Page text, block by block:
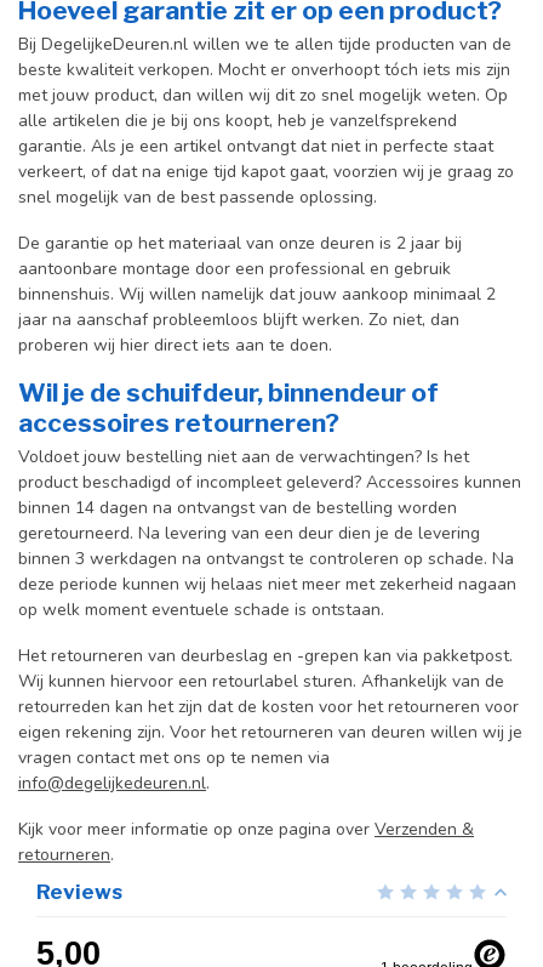
Hoeveel garantie zit er op een product?
Bij DegelijkeDeuren.nl willen we te allen tijde producten van de
beste kwaliteit verkopen. Mocht er onverhoopt tóch iets mis zijn
met jouw product, dan willen wij dit zo snel mogelijk weten. Op
alle artikelen die je bij ons koopt, heb je vanzelfsprekend
garantie. Als je een artikel ontvangt dat niet in perfecte staat
verkeert, of dat na enige tijd kapot gaat, voorzien wij je graag zo
snel mogelijk van de best passende oplossing.
De garantie op het materiaal van onze deuren is 2 jaar bij
aantoonbare montage door een professional en gebruik
binnenshuis. Wij willen namelijk dat jouw aankoop minimaal 2
jaar na aanschaf probleemloos blijft werken. Zo niet, dan
proberen wij hier direct iets aan te doen.
Wil je de schuifdeur, binnendeur of
accessoires retourneren?
Voldoet jouw bestelling niet aan de verwachtingen? Is het
product beschadigd of incompleet geleverd? Accessoires kunnen
binnen 14 dagen na ontvangst van de bestelling worden
geretourneerd. Na levering van een deur dien je de levering
binnen 3 werkdagen na ontvangst te controleren op schade. Na
deze periode kunnen wij helaas niet meer met zekerheid nagaan
op welk moment eventuele schade is ontstaan.
Het retourneren van deurbeslag en -grepen kan via pakketpost.
Wij kunnen hiervoor een retourlabel sturen. Afhankelijk van de
retourreden kan het zijn dat de kosten voor het retourneren voor
eigen rekening zijn. Voor het retourneren van deuren willen wij je
vragen contact met ons op te nemen via
info@degelijkedeuren.nl.
Kijk voor meer informatie op onze pagina over Verzenden &
retourneren.
Reviews